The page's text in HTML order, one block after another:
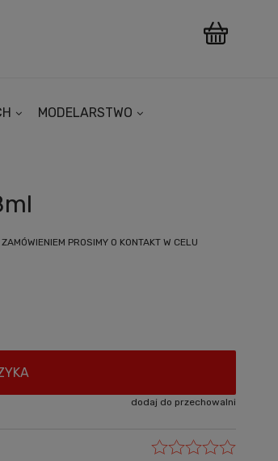
MODELARSTWO
PROSIMY O KONTAKT W CELU
dodaj do przechowalni